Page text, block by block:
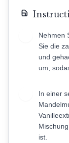
Nehmen
Sie die
und
um,
In einer
ist.